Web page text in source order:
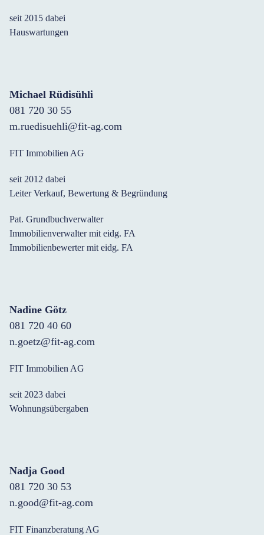
seit 2015 dabei
Hauswartungen
Michael Rüdisühli
081 720 30 55
m.ruedisuehli@fit-ag.com
FIT Immobilien AG
seit 2012 dabei
Leiter Verkauf, Bewertung & Begründung
Pat. Grundbuchverwalter
Immobilienverwalter mit eidg. FA
Immobilienbewerter mit eidg. FA
Nadine Götz
081 720 40 60
n.goetz@fit-ag.com
FIT Immobilien AG
seit 2023 dabei
Wohnungsübergaben
Nadja Good
081 720 30 53
n.good@fit-ag.com
FIT Finanzberatung AG